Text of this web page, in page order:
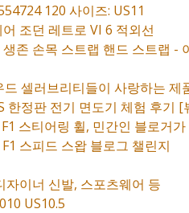
120 사이즈: US11
조던 레트로 VI 6 적외선
존 손목 스트랩 핸드 스트랩
셀러브리티들이 사랑하는 제
한정판 전기 면도기 체험 후기 [
스티어링 휠, 민간인 블로거
스피드 스왑 블로그 챌린지
자이너 신발, 스포츠웨어 등
US10.5